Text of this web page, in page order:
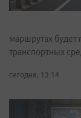
маршрутах
транспортных
сегодня, 13:14